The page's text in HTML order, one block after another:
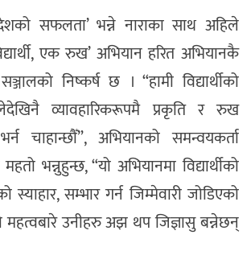
सफलता’ भन्ने नाराका साथ अहिले
एक रुख’ अभियान हरित अभियानकै
निष्कर्ष छ । “हामी विद्यार्थीको
व्यावहारिकरूपमै प्रकृति र रुख
चाहान्छौँ”, अभियानको समन्वयकर्ता
भन्नुहुन्छ, “यो अभियानमा विद्यार्थीको
स्याहार, सम्भार गर्न जिम्मेवारी जोडिएको
उनीहरु अझ थप जिज्ञासु बन्नेछन्